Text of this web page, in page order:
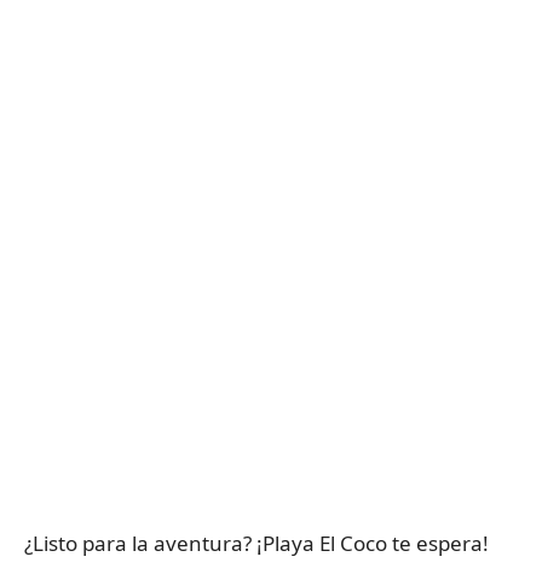
¿Listo para la aventura? ¡Playa El Coco te espera!